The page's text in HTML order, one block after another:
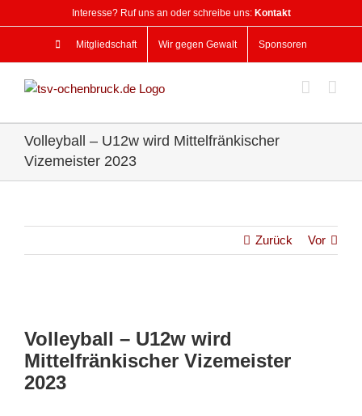
Inhalt
Interesse? Ruf uns an oder schreibe uns: Kontakt
Mitgliedschaft Wir gegen Gewalt Sponsoren
Volleyball – U12w wird Mittelfränkischer
Vizemeister 2023
Zurück Vor
grösseres
Bild
Volleyball – U12w wird
Mittelfränkischer Vizemeister
2023